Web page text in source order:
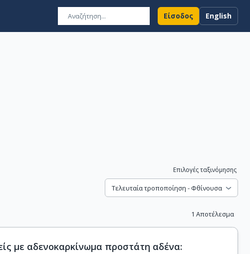
Είσοδος English
Επιλογές ταξινόμησης
Τελευταία τροποποίηση - Φθίνουσα
1 Αποτέλεσμα
με αδενοκαρκίνωμα προστάτη αδένα: